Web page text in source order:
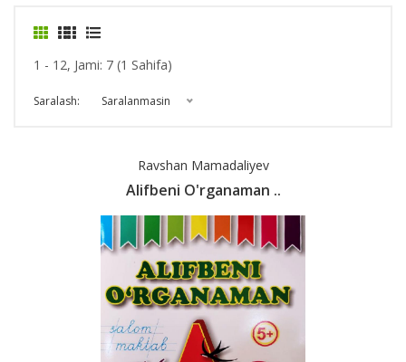
1 - 12, Jami: 7 (1 Sahifa)
Saralash: Saralanmasin
Ravshan Mamadaliyev
Alifbeni O'rganaman ..